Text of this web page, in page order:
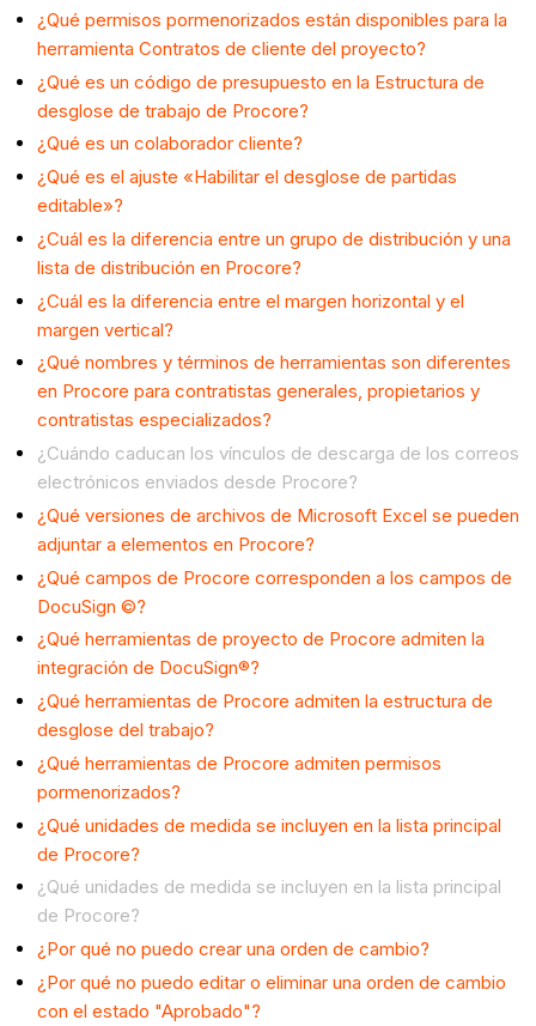
¿Qué permisos pormenorizados están disponibles para la
herramienta Contratos de cliente del proyecto?
¿Qué es un código de presupuesto en la Estructura de
desglose de trabajo de Procore?
¿Qué es un colaborador cliente?
¿Qué es el ajuste «Habilitar el desglose de partidas
editable»?
¿Cuál es la diferencia entre un grupo de distribución y una
lista de distribución en Procore?
¿Cuál es la diferencia entre el margen horizontal y el
margen vertical?
¿Qué nombres y términos de herramientas son diferentes
en Procore para contratistas generales, propietarios y
contratistas especializados?
¿Cuándo caducan los vínculos de descarga de los correos
electrónicos enviados desde Procore?
¿Qué versiones de archivos de Microsoft Excel se pueden
adjuntar a elementos en Procore?
¿Qué campos de Procore corresponden a los campos de
DocuSign ©?
¿Qué herramientas de proyecto de Procore admiten la
integración de DocuSign®?
¿Qué herramientas de Procore admiten la estructura de
desglose del trabajo?
¿Qué herramientas de Procore admiten permisos
pormenorizados?
¿Qué unidades de medida se incluyen en la lista principal
de Procore?
¿Qué unidades de medida se incluyen en la lista principal
de Procore?
¿Por qué no puedo crear una orden de cambio?
¿Por qué no puedo editar o eliminar una orden de cambio
con el estado "Aprobado"?